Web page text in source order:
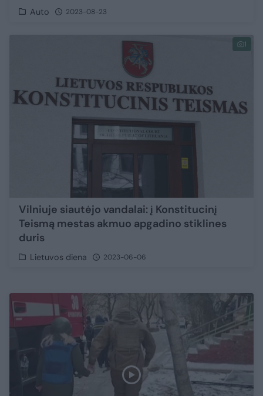
Auto 2023-08-23
1
Vilniuje siautėjo vandalai: į Konstitucinį
Teismą mestas akmuo apgadino stiklines
duris
Lietuvos diena 2023-06-06